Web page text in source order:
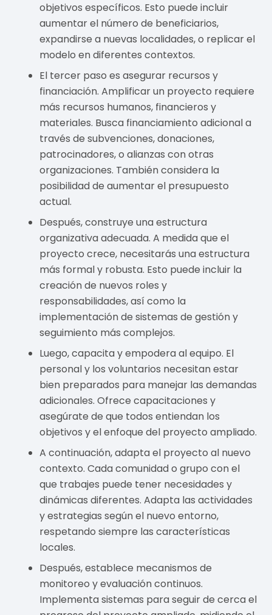
objetivos específicos. Esto puede incluir
aumentar el número de beneficiarios,
expandirse a nuevas localidades, o replicar el
modelo en diferentes contextos.
El tercer paso es asegurar recursos y
financiación. Amplificar un proyecto requiere
más recursos humanos, financieros y
materiales. Busca financiamiento adicional a
través de subvenciones, donaciones,
patrocinadores, o alianzas con otras
organizaciones. También considera la
posibilidad de aumentar el presupuesto
actual.
Después, construye una estructura
organizativa adecuada. A medida que el
proyecto crece, necesitarás una estructura
más formal y robusta. Esto puede incluir la
creación de nuevos roles y
responsabilidades, así como la
implementación de sistemas de gestión y
seguimiento más complejos.
Luego, capacita y empodera al equipo. El
personal y los voluntarios necesitan estar
bien preparados para manejar las demandas
adicionales. Ofrece capacitaciones y
asegúrate de que todos entiendan los
objetivos y el enfoque del proyecto ampliado.
A continuación, adapta el proyecto al nuevo
contexto. Cada comunidad o grupo con el
que trabajes puede tener necesidades y
dinámicas diferentes. Adapta las actividades
y estrategias según el nuevo entorno,
respetando siempre las características
locales.
Después, establece mecanismos de
monitoreo y evaluación continuos.
Implementa sistemas para seguir de cerca el